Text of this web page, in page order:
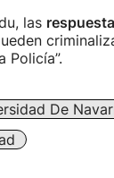
las
Policía”.
De